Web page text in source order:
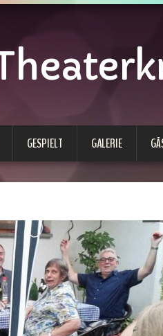
GESPIELT GALERIE